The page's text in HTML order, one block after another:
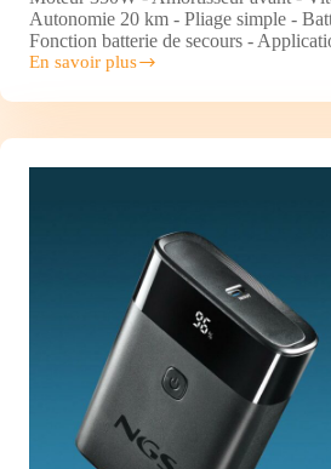
Autonomie 20 km - Pliage simple -
Fonction batterie de secours -
En savoir plus
WE